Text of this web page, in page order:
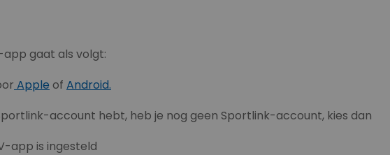
app gaat als volgt:
Apple of Android.
Sportlink-account hebt, heb je nog geen Sportlink-account,
app is ingesteld